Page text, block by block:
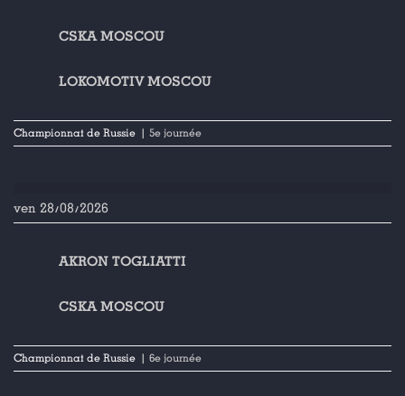
CSKA MOSCOU
LOKOMOTIV MOSCOU
Championnat de Russie | 5e journée
ven 28/08/2026
AKRON TOGLIATTI
CSKA MOSCOU
Championnat de Russie | 6e journée